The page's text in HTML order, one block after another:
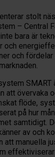
stolt
– Central
bara är
och
och
att övervaka
flöde,
på hur
samtidigt.
av och
att manuella